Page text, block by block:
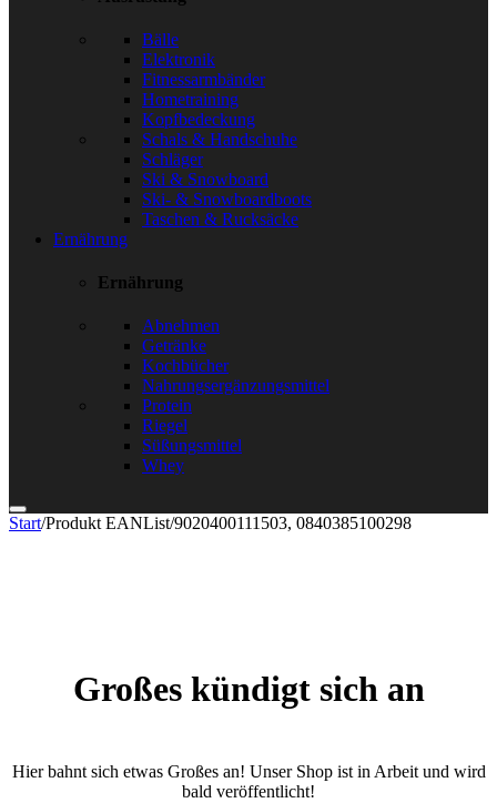
Bälle
Elektronik
Fitnessarmbänder
Hometraining
Kopfbedeckung
Schals & Handschuhe
Schläger
Ski & Snowboard
Ski- & Snowboardboots
Taschen & Rucksäcke
Ernährung
Ernährung
Abnehmen
Getränke
Kochbücher
Nahrungsergänzungsmittel
Protein
Riegel
Süßungsmittel
Whey
Start/Produkt EANList/9020400111503, 0840385100298
Großes kündigt sich an
Hier bahnt sich etwas Großes an! Unser Shop ist in Arbeit und wird
bald veröffentlicht!